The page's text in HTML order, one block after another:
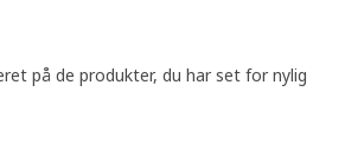
på de produkter, du har set for nylig